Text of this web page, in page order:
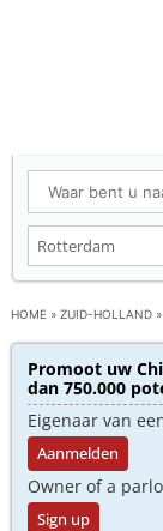
HOME » ZUID-HOLLAND »
Promoot uw
dan 750.000
Eigenaar van
Aanmelden
Owner of a
Sign up